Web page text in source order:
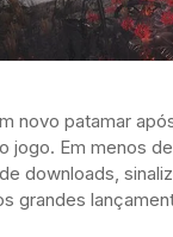
patamar
Em menos
downloads,
grandes